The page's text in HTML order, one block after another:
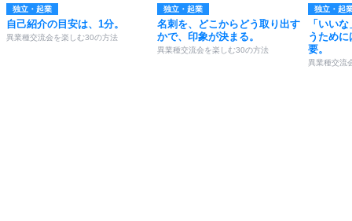
独立・起業
自己紹介の目安は、1分。
異業種交流会を楽しむ30の方法
独立・起業
名刺を、どこからどう取り出す
かで、印象が決まる。
異業種交流会を楽しむ30の方法
独立・起
「いい
うため
要。
異業種交流